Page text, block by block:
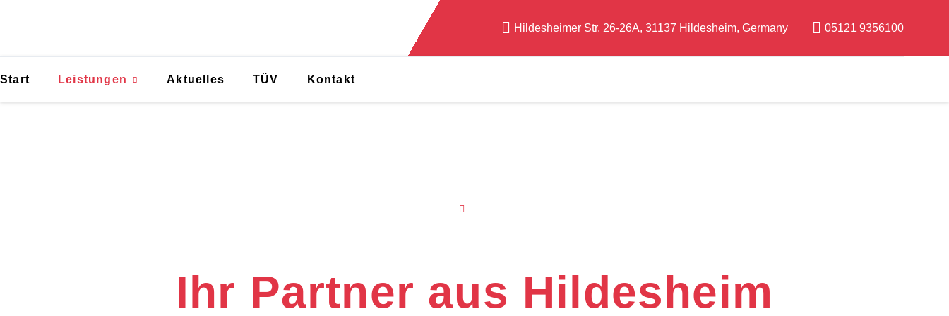
Hildesheimer Str. 26-26A, 31137 Hildesheim, Germany 05121 9356100
Start Leistungen Aktuelles TÜV Kontakt
Ihr Partner aus Hildesheim